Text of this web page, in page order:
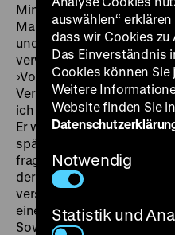
Minuten später richtete
Maschinengewehr auf uns
und sein Partner töteten
verwundeten drei von uns,
›Volksfront für die
Verantwortung für den
ich in London als Zeugin
Er wurde zu viermal
später begann ich, mich
fragen. Ich wollte ins
der versucht hatte, mich
verstehen. Wider Erwarten
einem englischen
Sowohl seine Familie als
auswählen“
dass wir Cookies zu
Das Einverständnis
Cookies können Sie
Weitere
Website finden Sie
Notwendig
Statistik und